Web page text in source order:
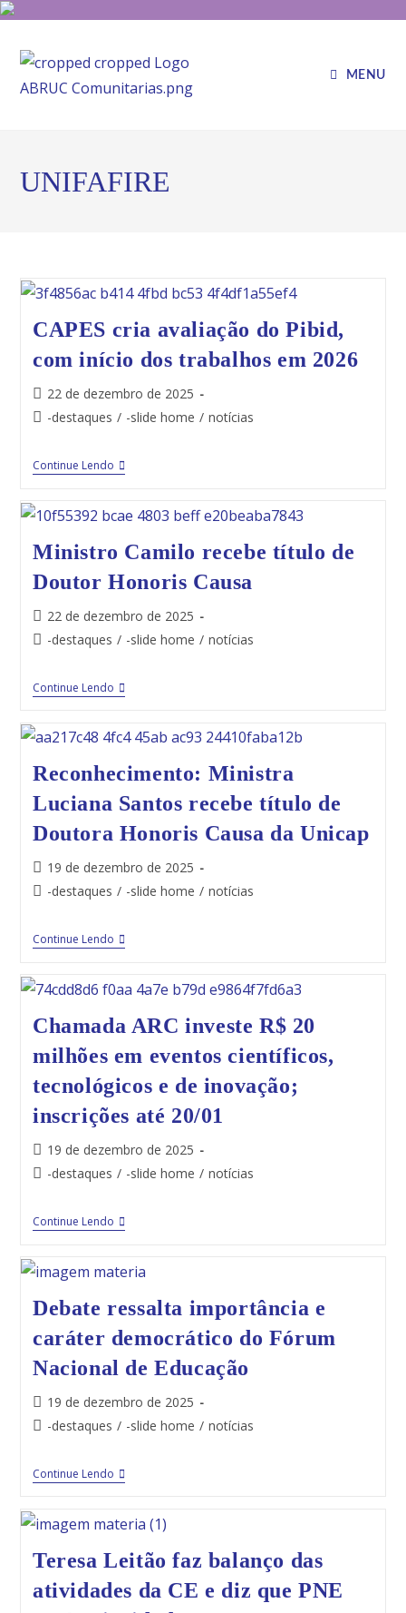
MENU
UNIFAFIRE
CAPES cria avaliação do Pibid,
com início dos trabalhos em 2026
22 de dezembro de 2025
-destaques / -slide home / notícias
Continue Lendo
Ministro Camilo recebe título de
Doutor Honoris Causa
22 de dezembro de 2025
-destaques / -slide home / notícias
Continue Lendo
Reconhecimento: Ministra
Luciana Santos recebe título de
Doutora Honoris Causa da Unicap
19 de dezembro de 2025
-destaques / -slide home / notícias
Continue Lendo
Chamada ARC investe R$ 20
milhões em eventos científicos,
tecnológicos e de inovação;
inscrições até 20/01
19 de dezembro de 2025
-destaques / -slide home / notícias
Continue Lendo
Debate ressalta importância e
caráter democrático do Fórum
Nacional de Educação
19 de dezembro de 2025
-destaques / -slide home / notícias
Continue Lendo
Teresa Leitão faz balanço das
atividades da CE e diz que PNE